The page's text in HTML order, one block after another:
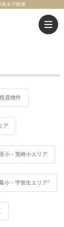
真永不動産
投資物件
ア
小・荒崎小エリア
小・宇留生エリア"